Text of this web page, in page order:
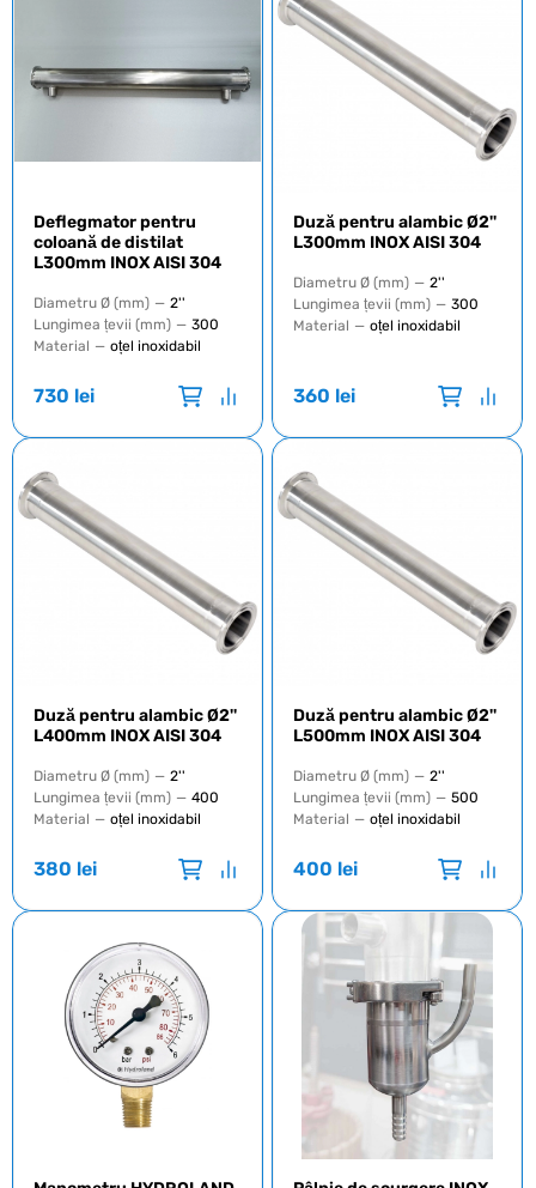
Deflegmator pentru
coloană de distilat
L300mm INOX AISI 304
Diametru Ø (mm) — 2''
Lungimea țevii (mm) — 300
Material — oțel inoxidabil
730 lei
Duză pentru alambic Ø2''
L300mm INOX AISI 304
Diametru Ø (mm) — 2''
Lungimea țevii (mm) — 300
Material — oțel inoxidabil
360 lei
Duză pentru alambic Ø2''
L400mm INOX AISI 304
Diametru Ø (mm) — 2''
Lungimea țevii (mm) — 400
Material — oțel inoxidabil
380 lei
Duză pentru alambic Ø2''
L500mm INOX AISI 304
Diametru Ø (mm) — 2''
Lungimea țevii (mm) — 500
Material — oțel inoxidabil
400 lei